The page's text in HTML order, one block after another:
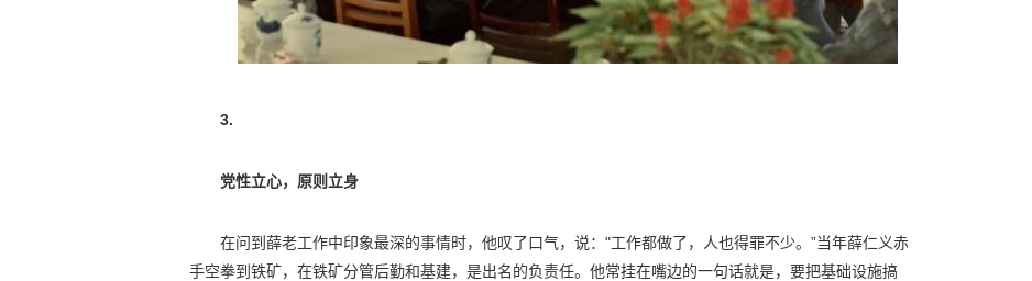
3.
党性立心，原则立身
在问到薛老工作中印象最深的事情时，他叹了口气，说："工作都做了，人也得罪不少。”当年薛仁义赤
手空拳到铁矿，在铁矿分管后勤和基建，是出名的负责任。他常挂在嘴边的一句话就是，要把基础设施搞